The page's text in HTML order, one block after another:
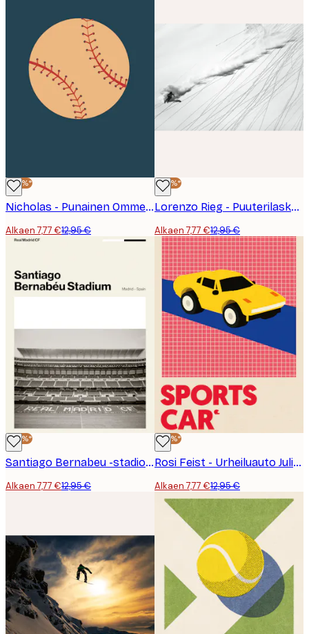
-40%*
Nicholas - Punainen Ommeltu Baseball Juliste
Alkaen 7,77 €12,95 €
-40%*
Lorenzo Rieg - Puuterilaskettelu Juliste
Alkaen 7,77 €12,95 €
-40%*
Santiago Bernabeu -stadion Juliste
Alkaen 7,77 €12,95 €
-40%*
Rosi Feist - Urheiluauto Juliste
Alkaen 7,77 €12,95 €